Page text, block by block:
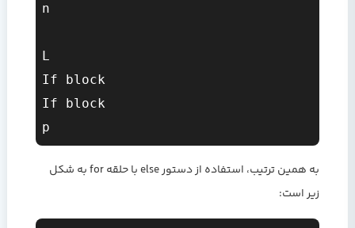
n
L
If block
If block
به همین ترتیب، استفاده از دستور else با حلقه for به شکل
زیر است: